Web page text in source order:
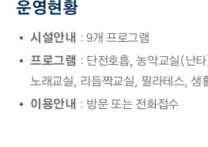
운영현황
시설안내 : 9개 프로그램
프로그램 : 단전호흡, 농악교실(난
노래교실, 리듬짝교실, 필라테스, 생
이용안내 : 방문 또는 전화접수